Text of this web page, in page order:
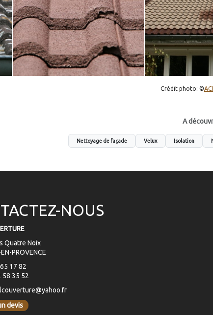
Crédit photo: ©
A
Nettoyage de façade Velux Isolation
NOUS
Quatre Noix
PROVENCE
17 82
58 35 52
devis